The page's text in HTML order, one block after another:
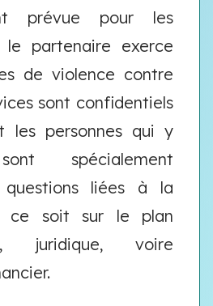
prévue pour les
partenaire exerce
de violence contre
sont confidentiels
les personnes qui y
spécialement
liées à la
ce soit sur le plan
juridique, voire